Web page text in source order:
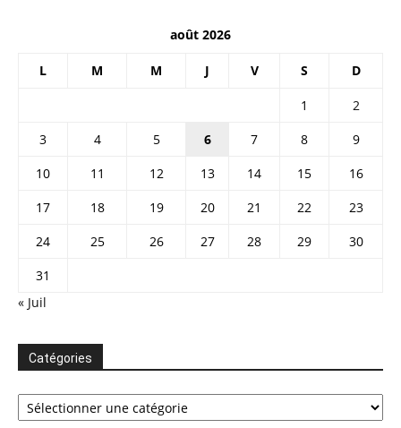
août 2026
L M M J V S D
1
2
3
4 5 6 7 8
9
10
11 12 13 14 15
16
17
18 19 20 21 22
23
24
25 26 27 28 29
30
31
« Juil
Catégories
Catégories